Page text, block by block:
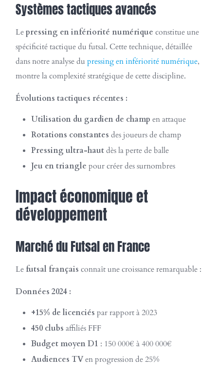
Systèmes tactiques avancés
Lepressing en infériorité numérique constitue une
spécificité tactique du futsal. Cette technique, détaillée
dans notre analyse du pressing en infériorité numérique,
montre la complexité stratégique de cette discipline.
Évolutions tactiques récentes :
Utilisation du gardien de champ en attaque
Rotations constantes des joueurs de champ
Pressing ultra-hautdès la perte de balle
Jeu en triangle pour créer des surnombres
Impact économique et
développement
Marché du Futsal en France
Le futsal français connaît une croissance remarquable :
Données 2024 :
+15% de licenciés par rapport à 2023
450 clubs affiliés FFF
Budget moyen D1 : 150 000€ à 400 000€
Audiences TVen progression de 25%